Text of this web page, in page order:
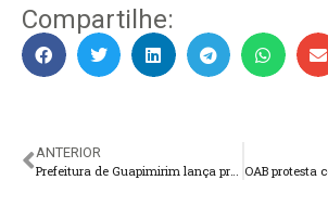
Compartilhe:
ANTERIOR